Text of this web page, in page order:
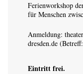
Ferienworkshop
für Menschen
Anmeldung:
dresden.de
Eintritt frei.